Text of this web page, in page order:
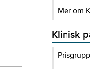
Mer om
Klinisk